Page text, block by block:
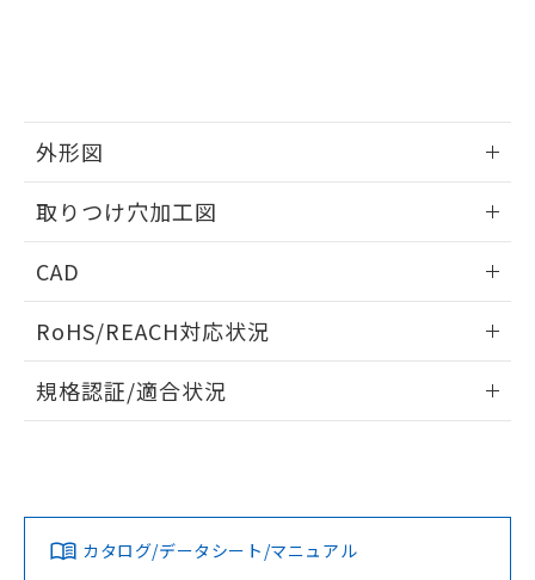
外形図
取りつけ穴加工図
CAD
ドすることができます。
ログイン/会員登録
ダウンロードデータをご利用いただく前に、以下を必ずお読
みください。
ソフトウェアの使用条件
RoHS/REACH対応状況
EU RoHS 注意事項・凡例
対応済み
規格認証/適合状況
カタログ/データシート/マニュアル
および当社の共同利用者が、当社の製
※当社の共同利用者とは、
の共同利用に関して"
の「1.共同利
とができます。
EU RoHS指令（10物質）の非含有証明書
ものではありません。
また、RoHS指令のフタル酸エステル類４
物質の対応では、対応完了までの期間は出
荷製品に未対応品が混在することから備考
欄に対応日を記載しておりました。